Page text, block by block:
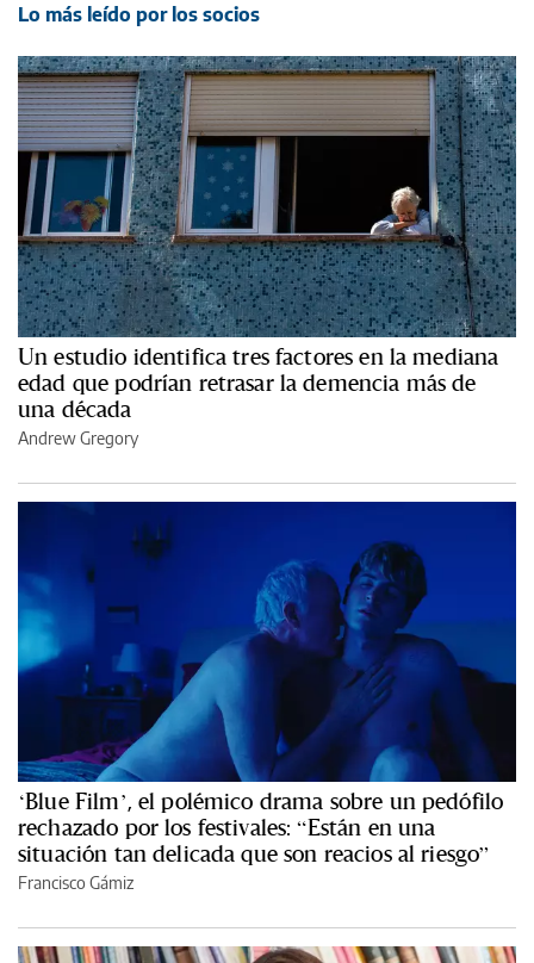
Lo más leído por los socios
Un estudio identifica tres factores en la mediana
edad que podrían retrasar la demencia más de
una década
Andrew Gregory
‘Blue Film’, el polémico drama sobre un pedófilo
rechazado por los festivales: “Están en una
situación tan delicada que son reacios al riesgo”
Francisco Gámiz